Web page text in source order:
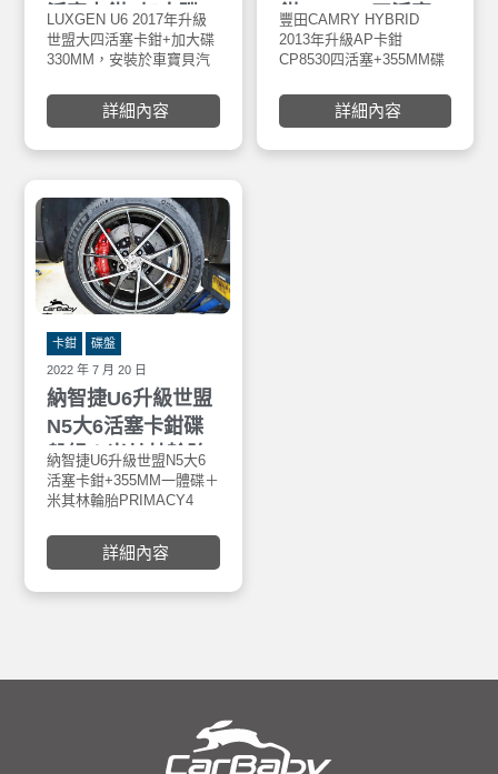
活塞卡鉗+加大碟
330MM
LUXGEN U6 2017年升級
世盟大四活塞卡鉗+加大碟
330MM，安裝於車寶貝汽
Nashin碟盤均採用鎳合金
FC-25鑄鐵材質材質製 800
900度C，具0.002超高水準
煞車面研磨及高速平衡之
優良產品。
詳細內容
鉗CP8530四活塞
+355MM碟盤+ 米
其林18吋輪胎+
FLOW FORGED旋
壓鋁圈+ORO無線
胎壓偵測器W417-
豐田CAMRY HYBRID
2013年升級AP卡鉗
CP8530四活塞+355MM碟
235/45R18 輪胎+ FLOW
FORGED旋壓鋁圈+ORO
詳細內容
納智捷U6升級世盟
N5大6活塞卡鉗碟
盤組＋米其林輪胎
PRIMACY4
225/45R18+英國
AYR品牌旋壓輕量
化鋁圈
2022 年 7 月 20 日
卡鉗 碟盤
納智捷U6升級世盟N5大6
活塞卡鉗+355MM一體碟＋
米其林輪胎PRIMACY4
旋壓輕量化鋁圈，安裝於
車寶貝汽車百貨五權西
高性能車輛與競技用車輛
性能的平衡點，搭配最新
研發的浮動碟盤與高精密
詳細內容